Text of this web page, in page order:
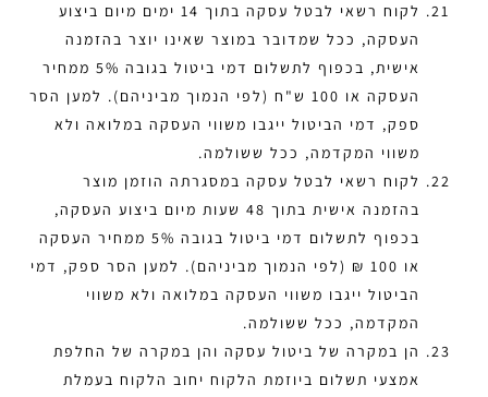
לקוח רשאי לבטל עסקה בתוך 14 ימים מיום ביצוע
העסקה, ככל שמדובר במוצר שאינו יוצר בהזמנה
אישית, בכפוף לתשלום דמי ביטול בגובה 5% ממחיר
העסקה או 100 ש"ח (לפי הנמוך מביניהם). למען הסר
ספק, דמי הביטול ייגבו משווי העסקה במלואה ולא
משווי המקדמה, ככל ששולמה.
לקוח רשאי לבטל עסקה במסגרתה הוזמן מוצר
בהזמנה אישית בתוך 48 שעות מיום ביצוע העסקה,
בכפוף לתשלום דמי ביטול בגובה 5% ממחיר העסקה
או 100 ₪ (לפי הנמוך מביניהם). למען הסר ספק, דמי
הביטול ייגבו משווי העסקה במלואה ולא משווי
המקדמה, ככל ששולמה.
הן במקרה של ביטול עסקה והן במקרה של החלפת
אמצעי תשלום ביוזמת הלקוח יחוב הלקוח בעמלת